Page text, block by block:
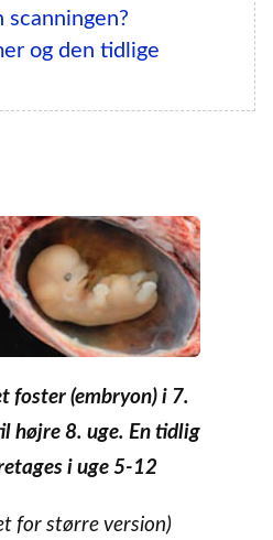
scanningen?
og den tidlige
foster (embryon) i 7.
højre 8. uge. En tidlig
i uge 5-12
for større version)